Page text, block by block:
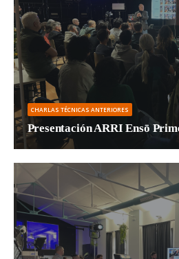
CHARLAS TÉCNICAS ANTERIORES
Presentación ARRI Ensō
El pasado 27 de noviembre 2024